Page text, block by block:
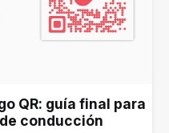
QR: guía final para
conducción